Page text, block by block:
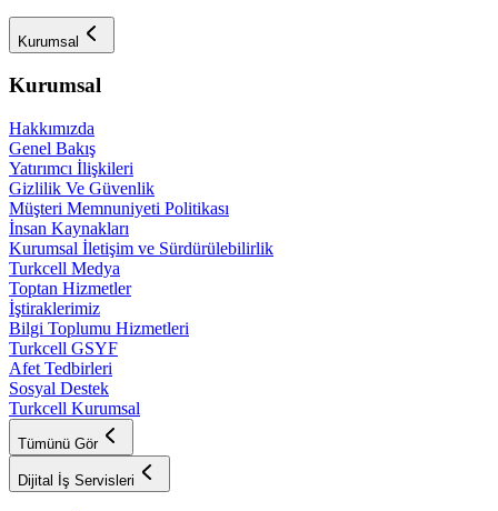
Kurumsal
Kurumsal
Hakkımızda
Genel Bakış
Yatırımcı İlişkileri
Gizlilik Ve Güvenlik
Müşteri Memnuniyeti Politikası
İnsan Kaynakları
Kurumsal İletişim ve Sürdürülebilirlik
Turkcell Medya
Toptan Hizmetler
İştiraklerimiz
Bilgi Toplumu Hizmetleri
Turkcell GSYF
Afet Tedbirleri
Sosyal Destek
Turkcell Kurumsal
Tümünü Gör
Dijital İş Servisleri